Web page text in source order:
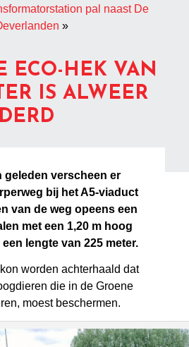
pal naast De
»
ECO-HEK VAN
IS ALWEER
geleden verscheen er
bij het A5-viaduct
van de weg opeens een
met een 1,20 m hoog
lengte van 225 meter.
worden achterhaald dat
die in de Groene
moest beschermen.